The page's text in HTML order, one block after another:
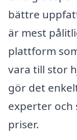
bättre
är mest
plattform
vara till stor
gör det
experter och
priser.